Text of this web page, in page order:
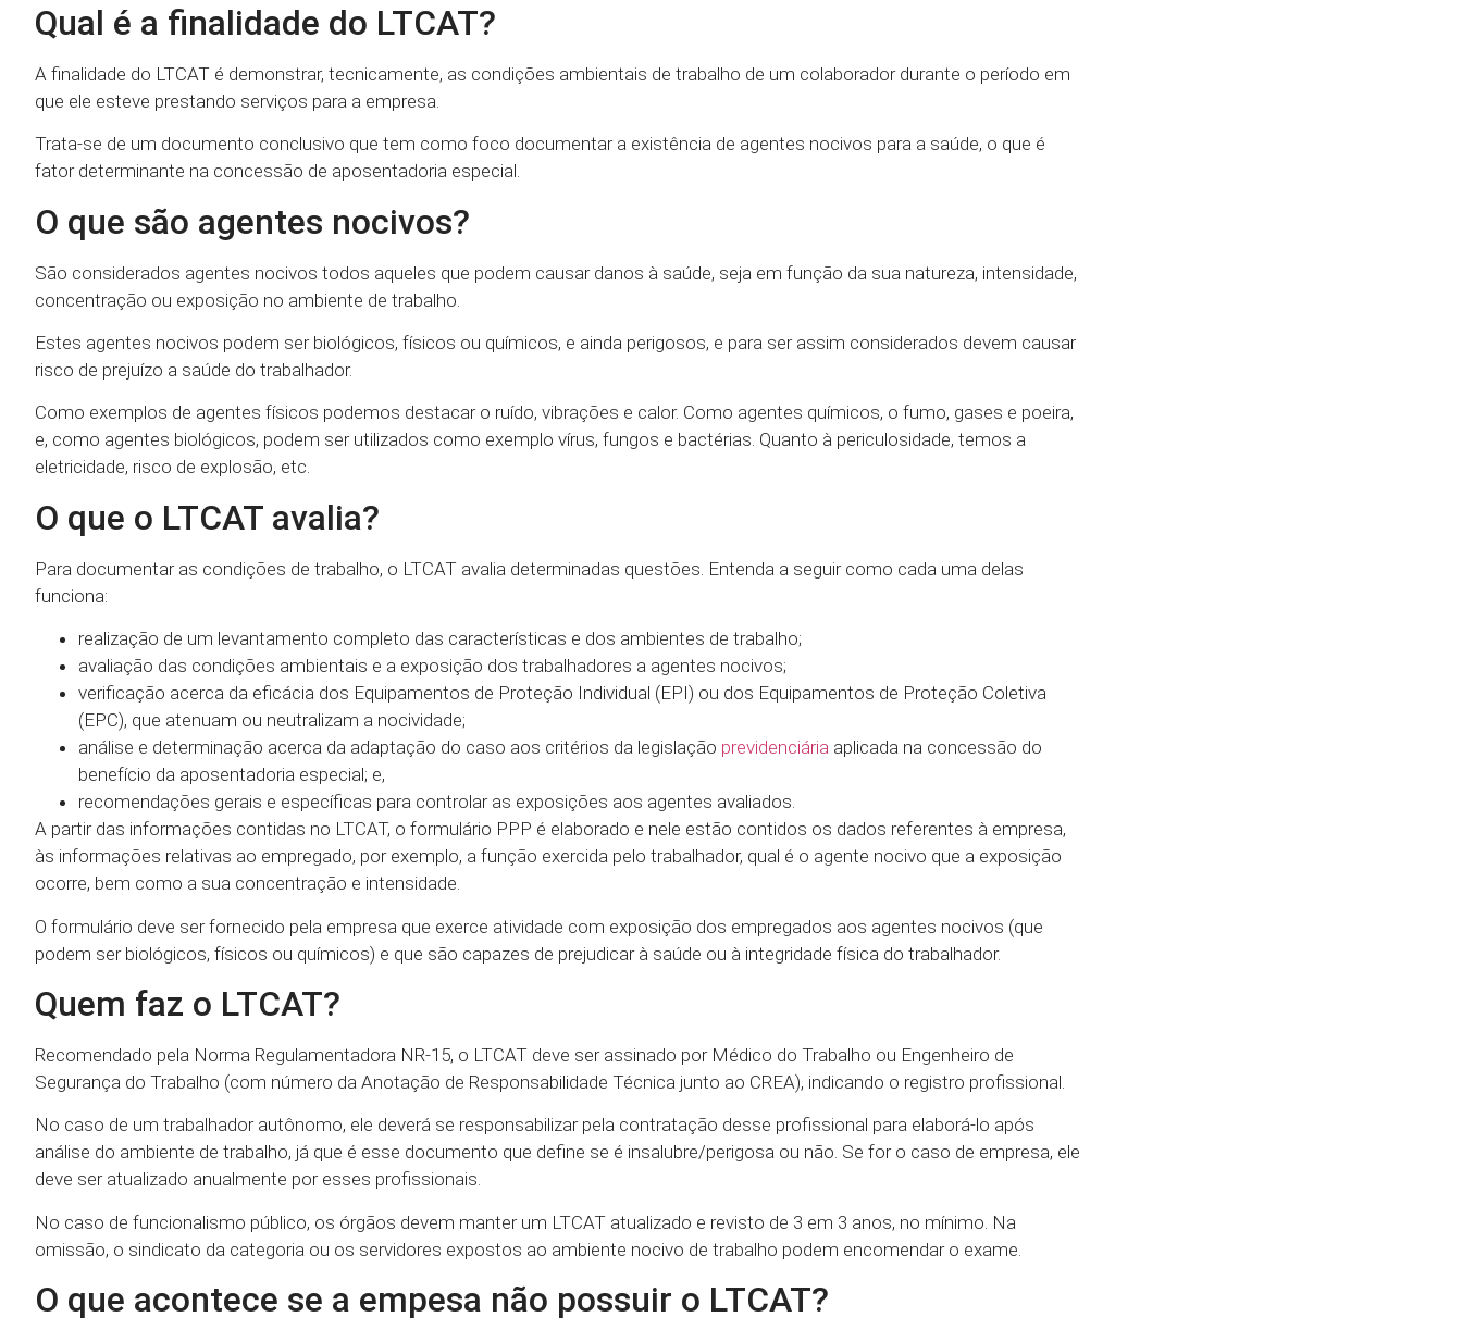
Qual é a finalidade do LTCAT?
A finalidade do LTCAT é demonstrar, tecnicamente, as condições ambientais de trabalho de um colaborador durante o período em
que ele esteve prestando serviços para a empresa.
Trata-se de um documento conclusivo que tem como foco documentar a existência de agentes nocivos para a saúde, o que é
fator determinante na concessão de aposentadoria especial.
O que são agentes nocivos?
São considerados agentes nocivos todos aqueles que podem causar danos à saúde, seja em função da sua natureza, intensidade,
concentração ou exposição no ambiente de trabalho.
Estes agentes nocivos podem ser biológicos, físicos ou químicos, e ainda perigosos, e para ser assim considerados devem causar
risco de prejuízo a saúde do trabalhador.
Como exemplos de agentes físicos podemos destacar o ruído, vibrações e calor. Como agentes químicos, o fumo, gases e poeira,
e, como agentes biológicos, podem ser utilizados como exemplo vírus, fungos e bactérias. Quanto à periculosidade, temos a
eletricidade, risco de explosão, etc.
O que o LTCAT avalia?
Para documentar as condições de trabalho, o LTCAT avalia determinadas questões. Entenda a seguir como cada uma delas
funciona:
realização de um levantamento completo das características e dos ambientes de trabalho;
avaliação das condições ambientais e a exposição dos trabalhadores a agentes nocivos;
verificação acerca da eficácia dos Equipamentos de Proteção Individual (EPI) ou dos Equipamentos de Proteção Coletiva
(EPC), que atenuam ou neutralizam a nocividade;
análise e determinação acerca da adaptação do caso aos critérios da legislação previdenciária aplicada na concessão do
benefício da aposentadoria especial; e,
recomendações gerais e específicas para controlar as exposições aos agentes avaliados.
A partir das informações contidas no LTCAT, o formulário PPP é elaborado e nele estão contidos os dados referentes à empresa,
às informações relativas ao empregado, por exemplo, a função exercida pelo trabalhador, qual é o agente nocivo que a exposição
ocorre, bem como a sua concentração e intensidade.
O formulário deve ser fornecido pela empresa que exerce atividade com exposição dos empregados aos agentes nocivos (que
podem ser biológicos, físicos ou químicos) e que são capazes de prejudicar à saúde ou à integridade física do trabalhador.
Quem faz o LTCAT?
Recomendado pela Norma Regulamentadora NR-15, o LTCAT deve ser assinado por Médico do Trabalho ou Engenheiro de
Segurança do Trabalho (com número da Anotação de Responsabilidade Técnica junto ao CREA), indicando o registro profissional.
No caso de um trabalhador autônomo, ele deverá se responsabilizar pela contratação desse profissional para elaborá-lo após
análise do ambiente de trabalho, já que é esse documento que define se é insalubre/perigosa ou não. Se for o caso de empresa, ele
deve ser atualizado anualmente por esses profissionais.
No caso de funcionalismo público, os órgãos devem manter um LTCAT atualizado e revisto de 3 em 3 anos, no mínimo. Na
omissão, o sindicato da categoria ou os servidores expostos ao ambiente nocivo de trabalho podem encomendar o exame.
O que acontece se a empesa não possuir o LTCAT?